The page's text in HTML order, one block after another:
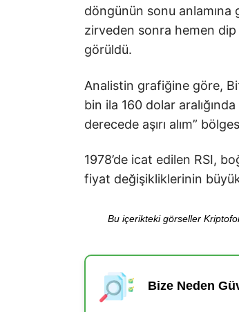
döngünün sonu anlamına
zirveden sonra hemen dip
görüldü.
Analistin grafiğine göre,
bin ila 160 dolar
derecede aşırı alım”
1978’de icat edilen RSI,
fiyat değişikliklerinin
Bu içerikteki görseller
Bize Neden